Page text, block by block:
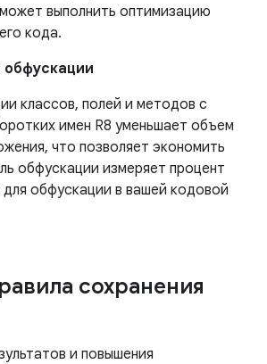
выполнить оптимизацию
кода.
обфускации
классов, полей и методов с
имен R8 уменьшает объем
что позволяет экономить
обфускации измеряет процент
обфускации в вашей кодовой
сохранения
и повышения